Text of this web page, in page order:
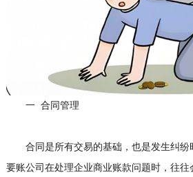
一 合同管理
合同是所有交易的基础，也是发生纠纷
要账公司在处理企业商业账款问题时，往